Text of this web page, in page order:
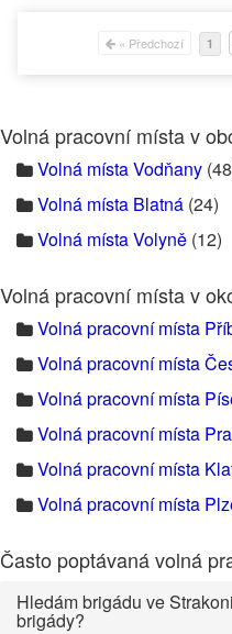
« Předchozí 1
Volná pracovní místa v
Volná místa Vodňany
Volná místa Blatná (24)
Volná místa Volyně (12)
Volná pracovní místa v
Volná pracovní místa
Volná pracovní místa
Volná pracovní místa
Volná pracovní místa
Volná pracovní místa
Volná pracovní místa
Často poptávaná volná
Hledám brigádu ve
brigády?